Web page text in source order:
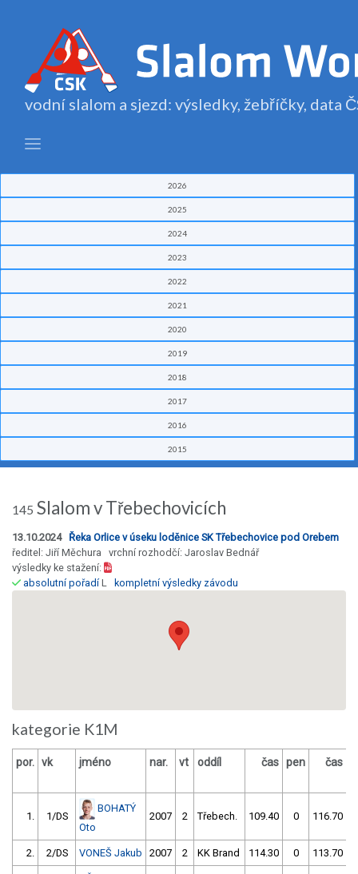
vodní slalom a sjezd: výsledky, žebříčky, data
2026
2025
2024
2023
2022
2021
2020
2019
2018
2017
2016
2015
145 Slalom v Třebechovicích
13.10.2024 Řeka Orlice v úseku loděnice SK Třebechovice pod Orebem
ředitel: Jiří Měchura vrchní rozhodčí: Jaroslav Bednář
výsledky ke stažení:
absolutní pořadíL kompletní výsledky závodu
kategorie K1M
por. vk jméno nar. vt oddíl čas pen čas
1. 1/DS
BOHATÝ
Oto
2007 2 Třebech. 109.40 0 116.70
2. 2/DS VONEŠ Jakub 2007 2 KK Brand 114.30 0 113.70